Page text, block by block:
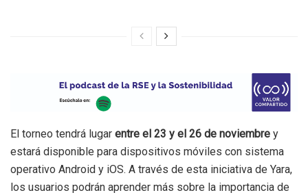
El torneo tendrá lugar entre el 23 y el 26 de noviembre y
estará disponible para dispositivos móviles con sistema
operativo Android y iOS. A través de esta iniciativa de Yara,
los usuarios podrán aprender más sobre la importancia de